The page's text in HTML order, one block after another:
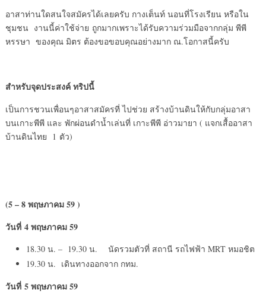
อาสาท่านใดสนใจสมัครได้เลยครับ กางเต็นท์ นอนที่โรงเรียน หรือใน
ชุมชน งานนี้ค่าใช้จ่าย ถูกมากเพราะได้รับความร่วมมือจากกลุ่ม พีพี
หรรษา ของคุณ มิตร ต้องขอขอบคุณอย่างมาก ณ.โอกาสนี้ครับ
สำหรับจุดประสงค์ทริปนี้
เป็นการชวนเพื่อนๆอาสาสมัครที่ ไปช่วย สร้างบ้านดินให้กับกลุ่มอาสา
บนเกาะพีพี และ พักผ่อนดำน้ำเล่นที่ เกาะพีพี อ่าวมายา ( แจกเสื้ออาสา
บ้านดินไทย 1 ตัว)
(5 – 8 พฤษภาคม 59 )
วันที่4 พฤษภาคม 59
18.30 น. – 19.30 น. นัดรวมตัวที่ สถานี รถไฟฟ้า MRT หมอชิต
19.30 น. เดินทางออกจาก กทม.
วันที่5 พฤษภาคม 59